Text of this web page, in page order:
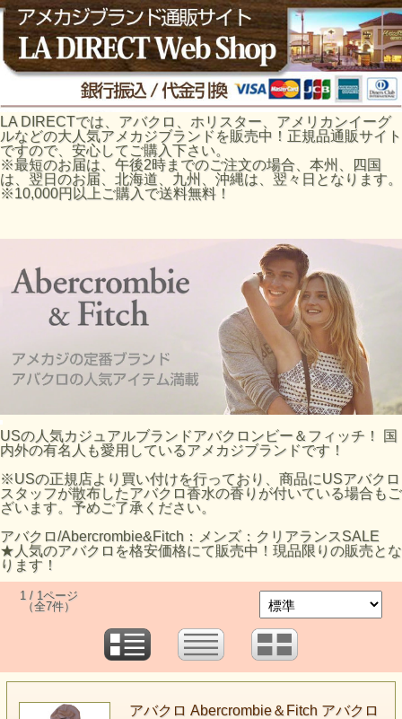
LA DIRECTでは、アバクロ、ホリスター、アメリカンイーグ
ルなどの大人気アメカジブランドを販売中！正規品通販サイト
ですので、安心してご購入下さい。
※最短のお届は、午後2時までのご注文の場合、本州、四国
は、翌日のお届、北海道、九州、沖縄は、翌々日となります。
※10,000円以上ご購入で送料無料！
USの人気カジュアルブランドアバクロンビー＆フィッチ！ 国
内外の有名人も愛用しているアメカジブランドです！
※USの正規店より買い付けを行っており、商品にUSアバクロ
スタッフが散布したアバクロ香水の香りが付いている場合もご
ざいます。予めご了承ください。
アバクロ/Abercrombie&Fitch：メンズ：クリアランスSALE
★人気のアバクロを格安価格にて販売中！現品限りの販売とな
ります！
1 / 1ページ
（全7件）
アバクロ Abercrombie＆Fitch アバクロ